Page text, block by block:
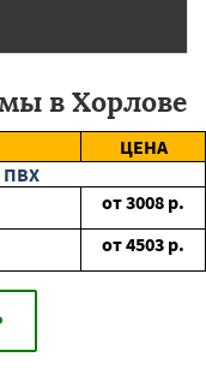
в Хорлове
ЦЕНА
ПВХ
от3008 р.
от4503 р.